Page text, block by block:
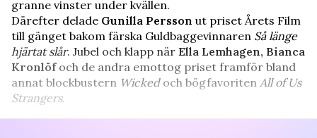
granne vinster under kvällen.
Därefter delade Gunilla Persson ut priset Årets Film
till gänget bakom färska Guldbaggevinnaren Så länge
hjärtat slår. Jubel och klapp när Ella Lemhagen, Bianca
Kronlöfoch de andra emottog priset framför bland
annat blockbustern Wickedoch bögfavoriten All of Us
Strangers.